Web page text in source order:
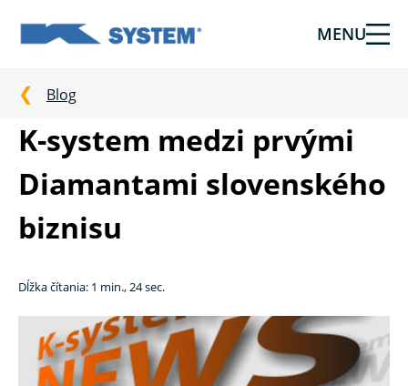
Tieniaca
pre
vašu
domácnosť
od
Ksystem
MENU
Blog
K-system medzi prvými
Diamantami slovenského
biznisu
Dĺžka čítania: 1 min., 24 sec.